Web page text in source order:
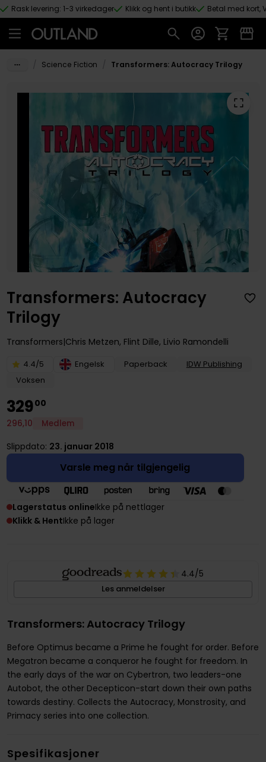
Hopp til hovedinnhold
Rask levering: 1-3 virkedager Klikk og hent i butikk Betal med kort,
Science Fiction Transformers: Autocracy Trilogy
Transformers: Autocracy
Trilogy
Transformers Chris Metzen, Flint Dille, Livio Ramondelli
4.4/5 Engelsk Paperback
IDW Publishing
Voksen
32900
296,10 Medlem
Slippdato: 23. januar 2018
Varsle meg når tilgjengelig
Lagerstatus onlineIkke på nettlager
Klikk & HentIkke på lager
4.4/5
Les anmeldelser
Transformers: Autocracy Trilogy
Before Optimus became a Prime he fought for order. Before
Megatron became a conqueror he fought for freedom. In
the early days of the war on Cybertron, two leaders-one
Autobot, the other Decepticon-start down their own paths
towards destiny. Collects the Autocracy, Monstrosity, and
Primacy series into one collection.
Spesifikasjoner